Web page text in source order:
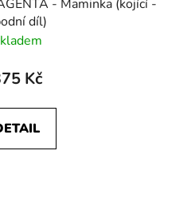
- Maminka (kojící -
díl)
Kč